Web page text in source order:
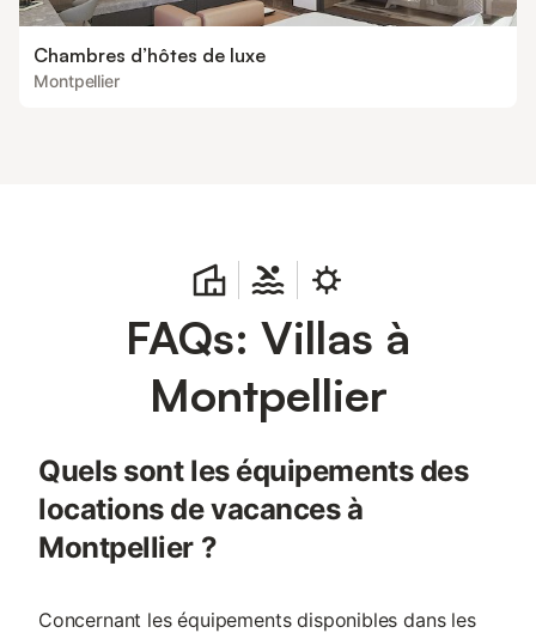
Chambres d’hôtes de luxe
Montpellier
FAQs: Villas à
Montpellier
Quels sont les équipements des
locations de vacances à
Montpellier ?
Concernant les équipements disponibles dans les